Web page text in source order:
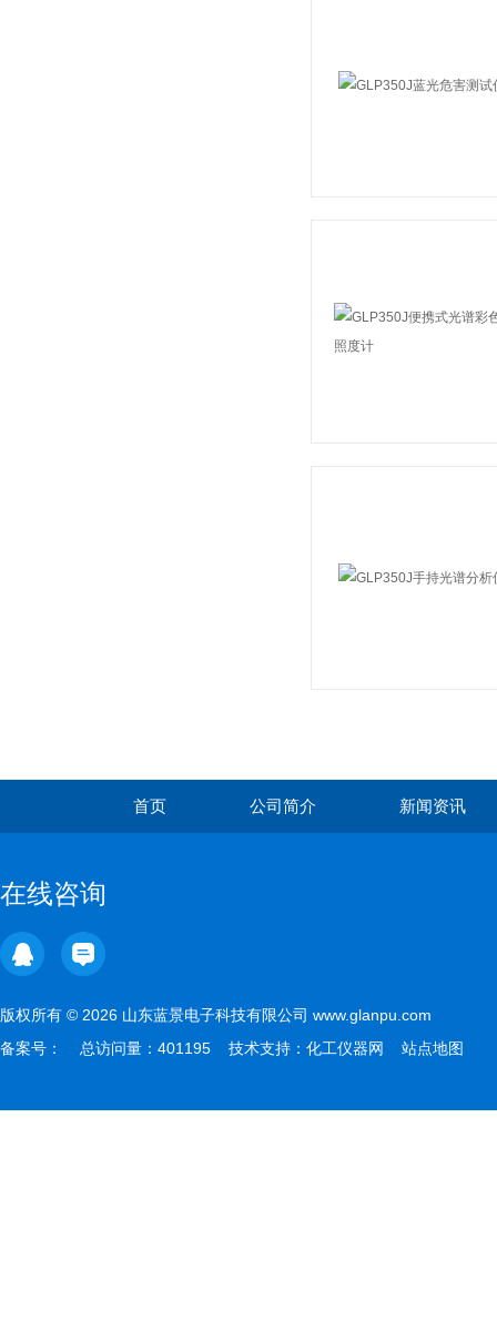
首页 公司简介 新闻资讯
在线咨询
版权所有 © 2026 山东蓝景电子科技有限公司 www.glanpu.com
备案号：
总访问量：401195 技术支持： 化工仪器网 站点地图